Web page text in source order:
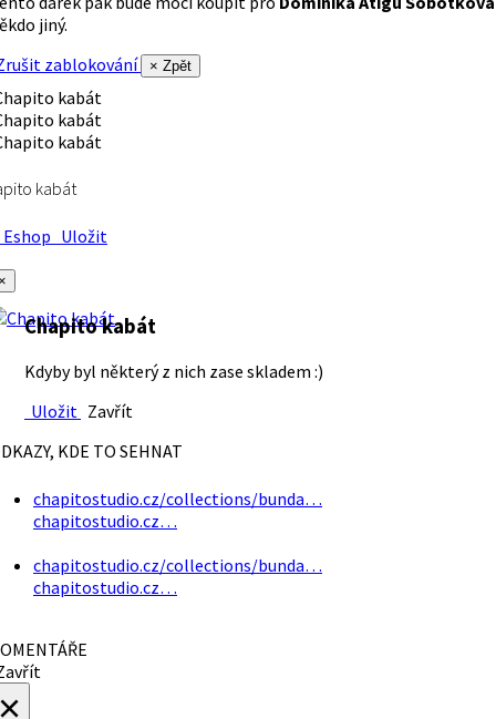
jiný.
zablokování
× Zpět
kabát
Uložit
Chapito kabát
Kdyby byl některý z nich zase skladem :)
Uložit Zavřít
KDE TO SEHNAT
chapitostudio.cz/collections/bunda…
chapitostudio.cz…
chapitostudio.cz/collections/bunda…
chapitostudio.cz…